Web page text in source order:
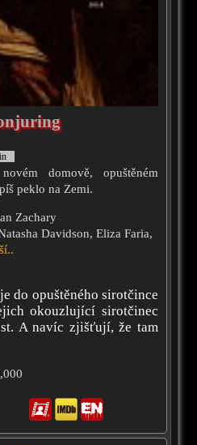
domově, opuštěném
peklo na Zemi.
Zachary
Davidson, Eliza Faria,
do opuštěného sirotčince
okouzlující sirotčinec
A navíc zjišťují, že tam